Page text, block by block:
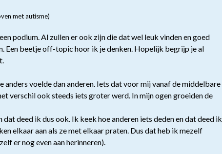
met autisme)
podium. Al zullen er ook zijn die dat wel leuk vinden en goed
Een beetje off-topic hoor ik je denken. Hopelijk begrijp je al
anders voelde dan anderen. Iets dat voor mij vanaf de middelbare
verschil ook steeds iets groter werd. In mijn ogen groeiden de
dat deed ik dus ook. Ik keek hoe anderen iets deden en dat deed ik
elkaar aan als ze met elkaar praten. Dus dat heb ik mezelf
er nog even aan herinneren).